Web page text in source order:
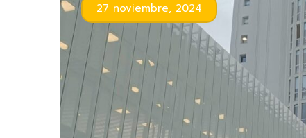
27 noviembre, 2024